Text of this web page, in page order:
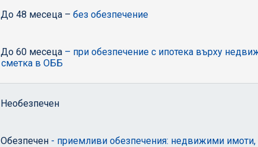
До 48 месеца – без обезпечение
До 60 месеца – при обезпечение с ипотека върху
сметка в ОББ
Необезпечен
Обезпечен - приемливи обезпечения: недвижими